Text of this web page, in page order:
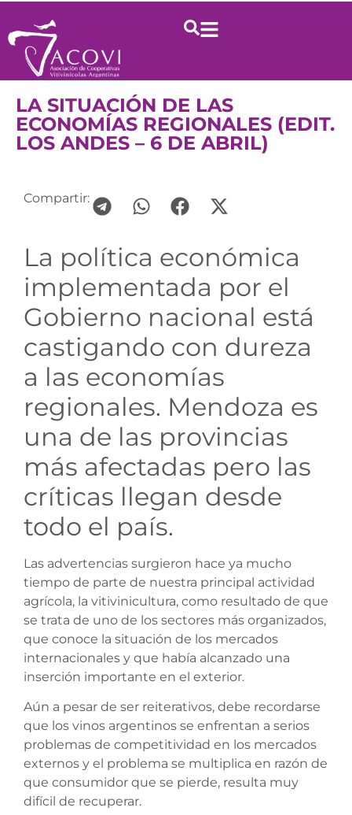
LA SITUACIÓN DE LAS
ECONOMÍAS REGIONALES (EDIT.
LOS ANDES – 6 DE ABRIL)
Compartir:
La política económica
implementada por el
Gobierno nacional está
castigando con dureza
a las economías
regionales. Mendoza es
una de las provincias
más afectadas pero las
críticas llegan desde
todo el país.
Las advertencias surgieron hace ya mucho
tiempo de parte de nuestra principal actividad
agrícola, la vitivinicultura, como resultado de que
se trata de uno de los sectores más organizados,
que conoce la situación de los mercados
internacionales y que había alcanzado una
inserción importante en el exterior.
Aún a pesar de ser reiterativos, debe recordarse
que los vinos argentinos se enfrentan a serios
problemas de competitividad en los mercados
externos y el problema se multiplica en razón de
que consumidor que se pierde, resulta muy
difícil de recuperar.